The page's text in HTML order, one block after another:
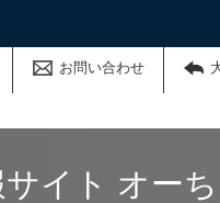
お問い合わせ
イト オー